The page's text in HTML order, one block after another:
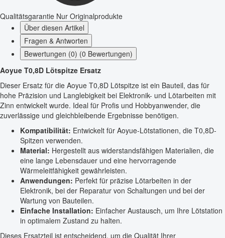
Qualitätsgarantie Nur Originalprodukte
Über diesen Artikel
Fragen & Antworten
Bewertungen (0) (0 Bewertungen)
Aoyue T0,8D Lötspitze Ersatz
Dieser Ersatz für die Aoyue T0,8D Lötspitze ist ein Bauteil, das für
hohe Präzision und Langlebigkeit bei Elektronik- und Lötarbeiten mit
Zinn entwickelt wurde. Ideal für Profis und Hobbyanwender, die
zuverlässige und gleichbleibende Ergebnisse benötigen.
Kompatibilität: Entwickelt für Aoyue-Lötstationen, die T0,8D-
Spitzen verwenden.
Material: Hergestellt aus widerstandsfähigen Materialien, die
eine lange Lebensdauer und eine hervorragende
Wärmeleitfähigkeit gewährleisten.
Anwendungen: Perfekt für präzise Lötarbeiten in der
Elektronik, bei der Reparatur von Schaltungen und bei der
Wartung von Bauteilen.
Einfache Installation: Einfacher Austausch, um Ihre Lötstation
in optimalem Zustand zu halten.
Dieses Ersatzteil ist entscheidend, um die Qualität Ihrer